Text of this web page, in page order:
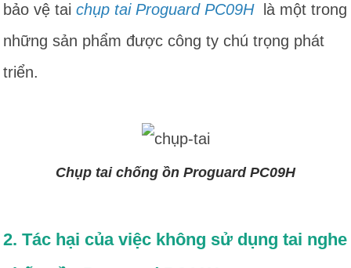
bảo vệ taichụp tai Proguard PC09Hlà một trong
những sản phẩm được công ty chú trọng phát
triển.
Chụp tai chống ồn Proguard PC09H
2. Tác hại của việc không sử dụng tai nghe